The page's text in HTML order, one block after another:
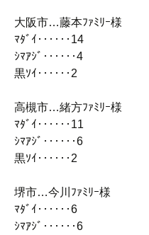
大阪市…藤本ﾌｧﾐﾘｰ様
ﾏﾀﾞｲ‥‥‥14
ｼﾏｱｼﾞ‥‥‥4
黒ｿｲ‥‥‥2
高槻市…緒方ﾌｧﾐﾘｰ様
ﾏﾀﾞｲ‥‥‥11
ｼﾏｱｼﾞ‥‥‥6
黒ｿｲ‥‥‥2
堺市…今川ﾌｧﾐﾘｰ様
ﾏﾀﾞｲ‥‥‥6
ｼﾏｱｼﾞ‥‥‥6